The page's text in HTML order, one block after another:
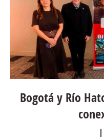
Bogotá y Río